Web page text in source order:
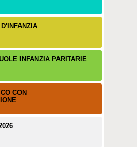
INFANZIA PARITARIE
CON